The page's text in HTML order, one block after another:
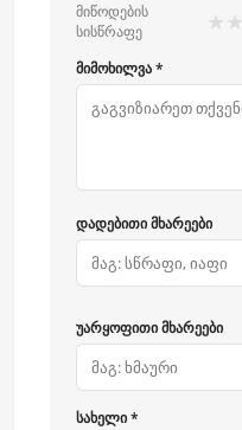
მიწოდების
სისწრაფე
★ ★
მიმოხილვა *
დადებითი მხარეები
უარყოფითი მხარეები
სახელი *